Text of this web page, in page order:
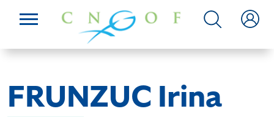
FRUNZUC Irina